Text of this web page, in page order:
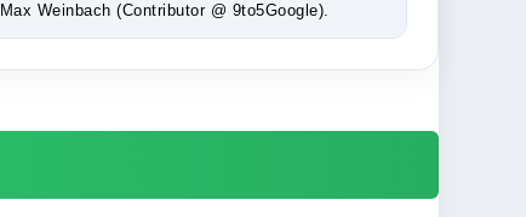
Weinbach (Contributor @ 9to5Google).